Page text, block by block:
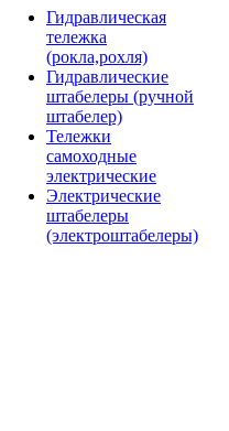
Гидравлическая
тележка
(рокла,рохля)
Гидравлические
штабелеры (ручной
штабелер)
Тележки
самоходные
электрические
Электрические
штабелеры
(электроштабелеры)